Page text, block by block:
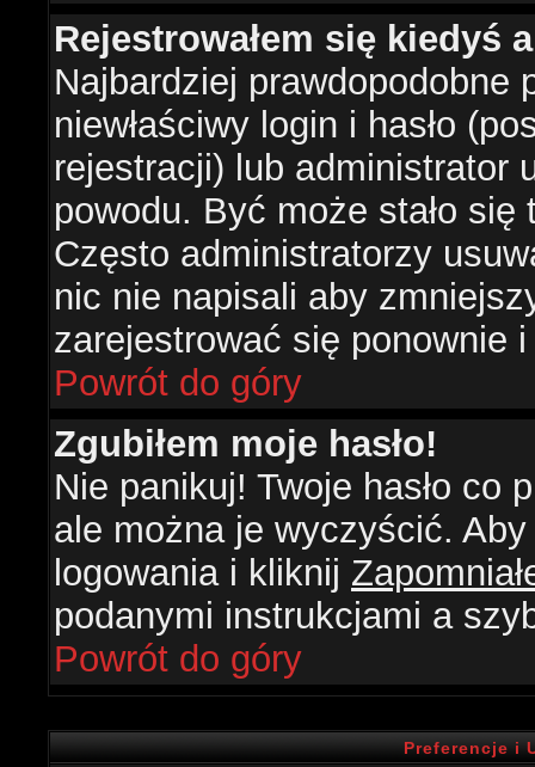
Rejestrowałem się kiedyś
Najbardziej prawdopodobne
niewłaściwy login i hasło
rejestracji) lub administrator
powodu. Być może stało
Często administratorzy
nic nie napisali aby
zarejestrować się ponownie
Powrót do góry
Zgubiłem moje hasło!
Nie panikuj! Twoje hasło co
ale można je wyczyścić.
logowania i kliknij
podanymi instrukcjami a
Powrót do góry
Preferencje i